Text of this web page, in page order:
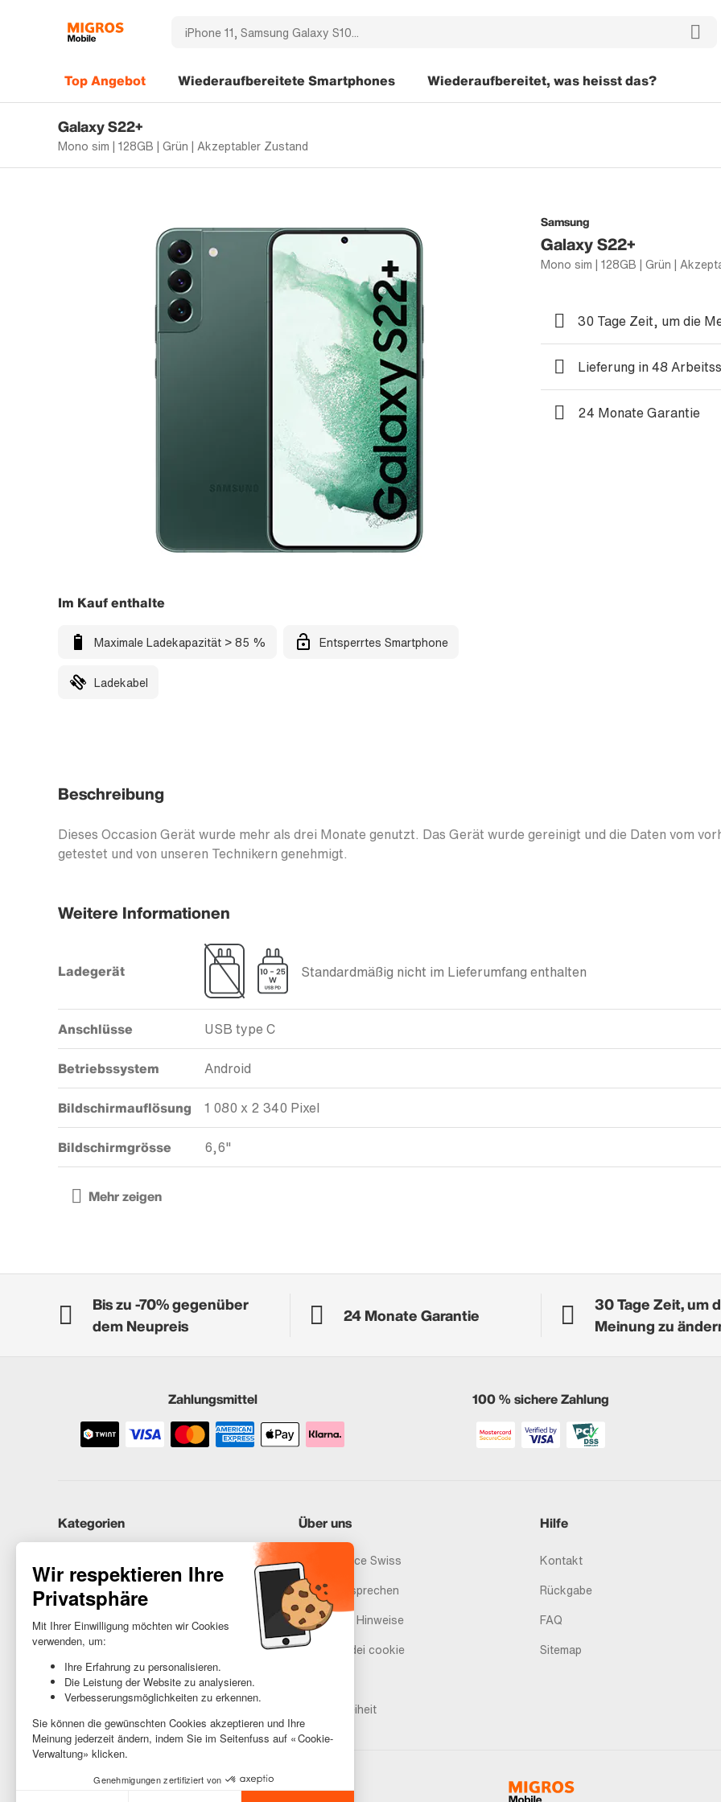
Top Angebot Wiederaufbereitete Smartphones Wiederaufbereitet, was heisst das?
Galaxy S22+
Mono sim | 128GB | Grün | Akzeptabler Zustand
Samsung
Galaxy S22+
Im Kauf enthalte
Maximale Ladekapazität > 85 % Entsperrtes Smartphone
Ladekabel
30 Tage Zeit, um die
Lieferung in 48
24 Monate Garantie
Beschreibung
Dieses Occasion Gerät wurde mehr als drei Monate genutzt. Das Gerät wurde gereinigt und die Daten vom
getestet und von unseren Technikern genehmigt.
Weitere Informationen
Ladegerät Standardmäßig nicht im Lieferumfang enthalten
Anschlüsse USB type C
Betriebssystem Android
Bildschirmauflösung 1 080 x 2 340 Pixel
Bildschirmgrösse 6,6"
Bis zu -70% gegenüber
dem Neupreis
24 Monate Garantie
30 Tage Zeit, um
Meinung zu
Zahlungsmittel 100 % sichere Zahlung
Kategorien
Samsung
Huawei
Benötigst du Hilfe?
Über uns
Recommerce Swiss
Unser Versprechen
Rechtliche Hinweise
Gestione dei cookie
Barrierefreiheit
Hilfe
Kontakt
Rückgabe
FAQ
Sitemap